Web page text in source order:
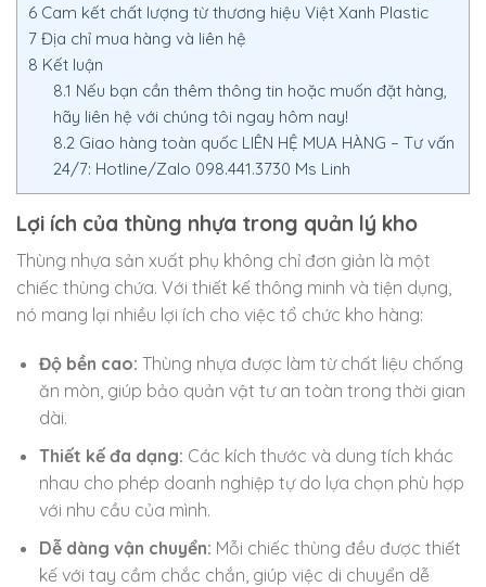
6 Cam kết chất lượng từ thương hiệu Việt Xanh Plastic
7 Địa chỉ mua hàng và liên hệ
8 Kết luận
8.1 Nếu bạn cần thêm thông tin hoặc muốn đặt hàng,
hãy liên hệ với chúng tôi ngay hôm nay!
8.2Giao hàng toàn quốc LIÊN HỆ MUA HÀNG – Tư vấn
24/7: Hotline/Zalo 098.441.3730 Ms Linh
Lợi ích của thùng nhựa trong quản lý kho
Thùng nhựa sản xuất phụ không chỉ đơn giản là một
chiếc thùng chứa. Với thiết kế thông minh và tiện dụng,
nó mang lại nhiều lợi ích cho việc tổ chức kho hàng:
Độ bền cao: Thùng nhựa được làm từ chất liệu chống
ăn mòn, giúp bảo quản vật tư an toàn trong thời gian
dài.
Thiết kế đa dạng: Các kích thước và dung tích khác
nhau cho phép doanh nghiệp tự do lựa chọn phù hợp
với nhu cầu của mình.
Dễ dàng vận chuyển: Mỗi chiếc thùng đều được thiết
kế với tay cầm chắc chắn, giúp việc di chuyển dễ